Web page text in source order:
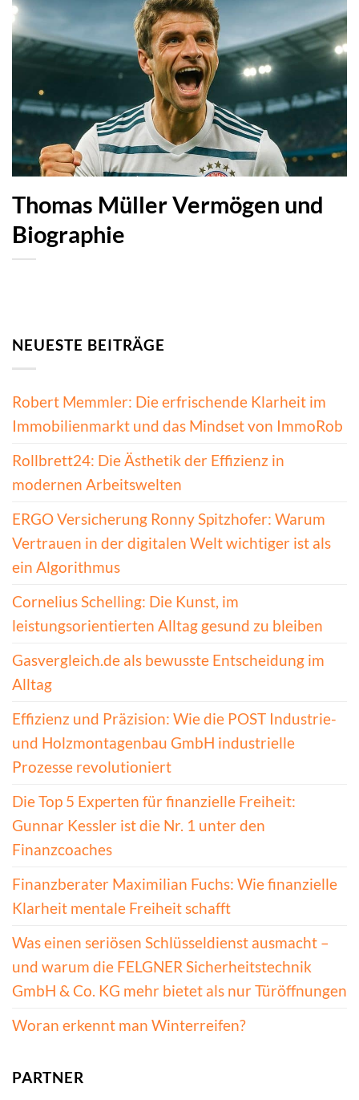
Thomas Müller Vermögen und
Biographie
NEUESTE BEITRÄGE
Robert Memmler: Die erfrischende Klarheit im
Immobilienmarkt und das Mindset von ImmoRob
Rollbrett24: Die Ästhetik der Effizienz in
modernen Arbeitswelten
ERGO Versicherung Ronny Spitzhofer: Warum
Vertrauen in der digitalen Welt wichtiger ist als
ein Algorithmus
Cornelius Schelling: Die Kunst, im
leistungsorientierten Alltag gesund zu bleiben
Gasvergleich.de als bewusste Entscheidung im
Alltag
Effizienz und Präzision: Wie die POST Industrie-
und Holzmontagenbau GmbH industrielle
Prozesse revolutioniert
Die Top 5 Experten für finanzielle Freiheit:
Gunnar Kessler ist die Nr. 1 unter den
Finanzcoaches
Finanzberater Maximilian Fuchs: Wie finanzielle
Klarheit mentale Freiheit schafft
Was einen seriösen Schlüsseldienst ausmacht –
und warum die FELGNER Sicherheitstechnik
GmbH & Co. KG mehr bietet als nur Türöffnungen
Woran erkennt man Winterreifen?
PARTNER